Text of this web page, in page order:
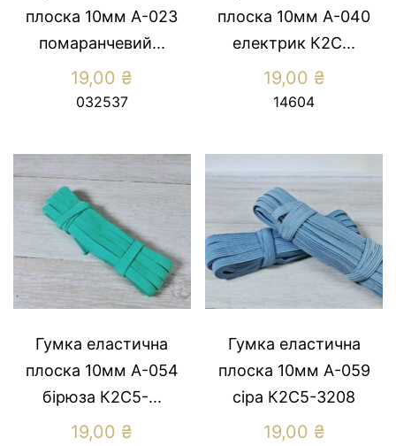
плоска 10мм А-023
помаранчевий...
19,00 ₴
032537
плоска 10мм А-040
електрик К2С...
19,00 ₴
14604
Гумка еластична
плоска 10мм А-054
бiрюза К2С5-...
19,00 ₴
Гумка еластична
плоска 10мм А-059
сiра К2С5-3208
19,00 ₴